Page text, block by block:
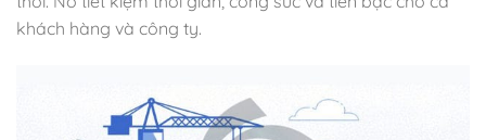
khách hàng và công ty.